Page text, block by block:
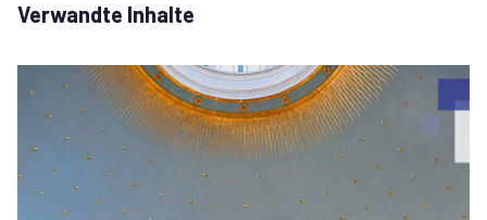
Verwandte Inhalte